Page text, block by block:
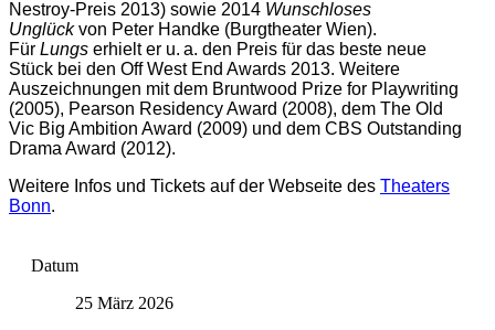
Nestroy-Preis 2013) sowie 2014 Wunschloses
Unglückvon Peter Handke (Burgtheater Wien).
Für Lungs erhielt er u. a. den Preis für das beste neue
Stück bei den Off West End Awards 2013. Weitere
Auszeichnungen mit dem Bruntwood Prize for Playwriting
(2005), Pearson Residency Award (2008), dem The Old
Vic Big Ambition Award (2009) und dem CBS Outstanding
Drama Award (2012).
Weitere Infos und Tickets auf der Webseite des Theaters
Bonn.
Datum
25 März 2026